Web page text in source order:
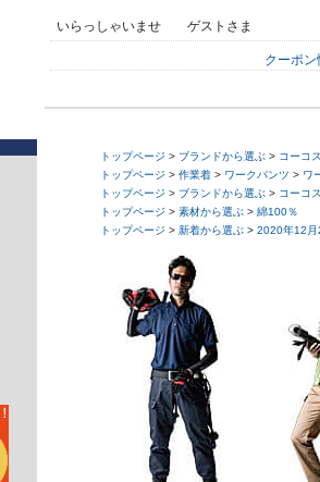
いらっしゃいませ ゲストさま
クーポン
トップページ > ブランドから選ぶ > コーコ
トップページ > 作業着 > ワークパンツ > ワ
トップページ > ブランドから選ぶ > コーコ
トップページ > 素材から選ぶ > 綿100％
トップページ > 新着から選ぶ > 2020年12月